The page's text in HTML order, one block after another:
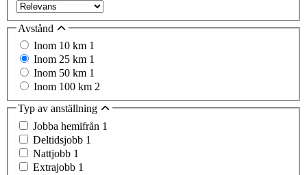
Avstånd
Inom 10 km 1
Inom 25 km 1
Inom 50 km 1
Inom 100 km 2
Typ av anställning
Jobba hemifrån 1
Deltidsjobb 1
Nattjobb 1
Extrajobb 1